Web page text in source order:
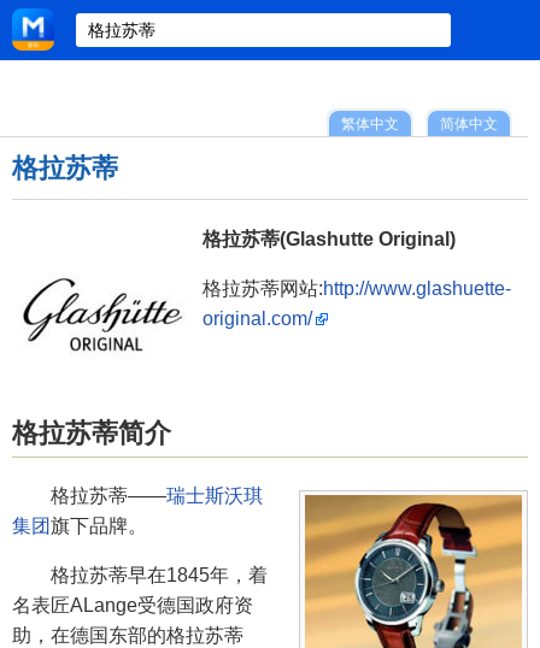
简体中文
繁体中文
格拉苏蒂
格拉苏蒂(Glashutte Original)
格拉苏蒂网站:http://www.glashuette-
original.com/
格拉苏蒂简介
格拉苏蒂——瑞士斯沃琪
集团旗下品牌。
格拉苏蒂早在1845年，着
名表匠ALange受德国政府资
助，在德国东部的格拉苏蒂